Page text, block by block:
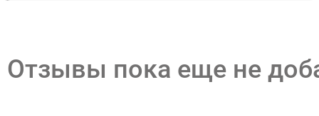
Отзывы пока еще не